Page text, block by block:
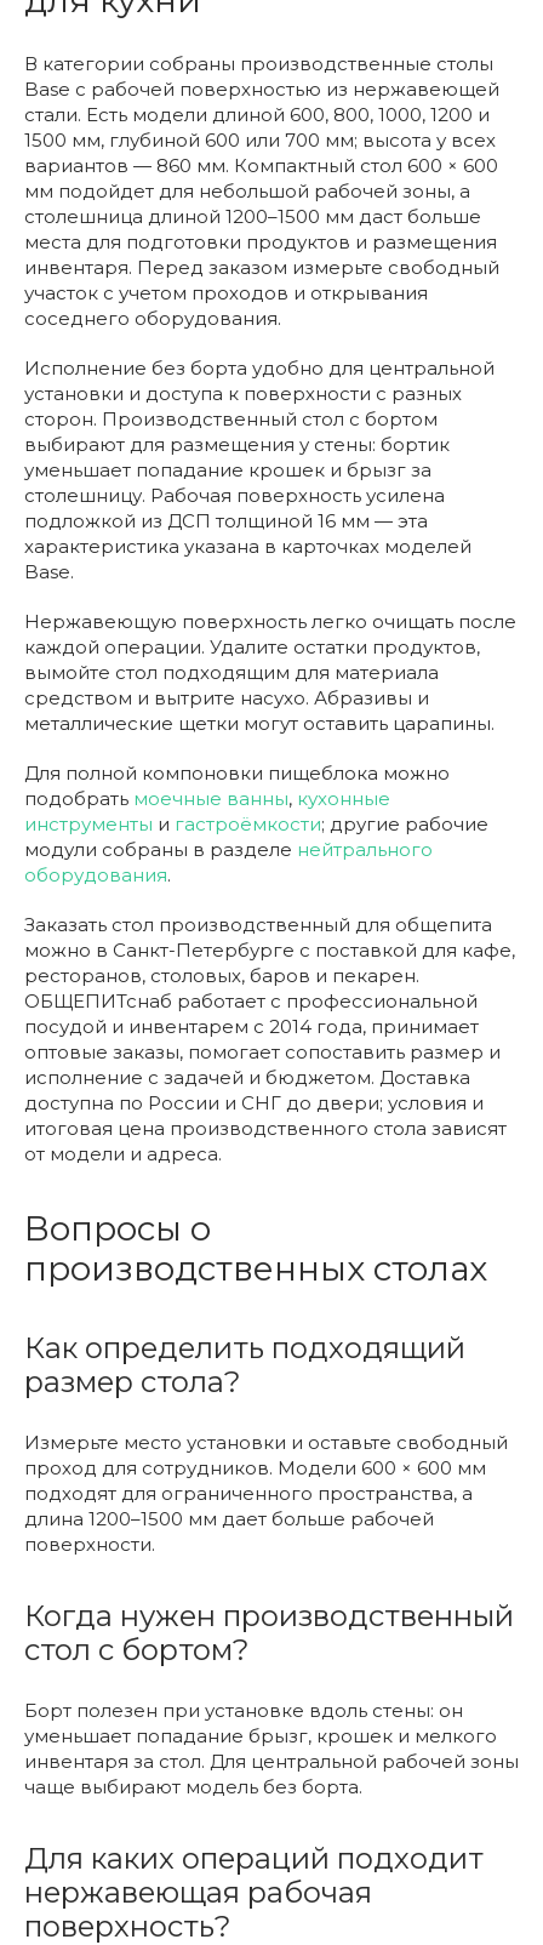
В категории собраны производственные столы
Base с рабочей поверхностью из нержавеющей
стали. Есть модели длиной 600, 800, 1000, 1200 и
1500 мм, глубиной 600 или 700 мм; высота у всех
вариантов — 860 мм. Компактный стол 600 × 600
мм подойдет для небольшой рабочей зоны, а
столешница длиной 1200–1500 мм даст больше
места для подготовки продуктов и размещения
инвентаря. Перед заказом измерьте свободный
участок с учетом проходов и открывания
соседнего оборудования.
Исполнение без борта удобно для центральной
установки и доступа к поверхности с разных
сторон. Производственный стол с бортом
выбирают для размещения у стены: бортик
уменьшает попадание крошек и брызг за
столешницу. Рабочая поверхность усилена
подложкой из ДСП толщиной 16 мм — эта
характеристика указана в карточках моделей
Base.
Нержавеющую поверхность легко очищать после
каждой операции. Удалите остатки продуктов,
вымойте стол подходящим для материала
средством и вытрите насухо. Абразивы и
металлические щетки могут оставить царапины.
Для полной компоновки пищеблока можно
подобрать моечные ванны, кухонные
инструменты и гастроёмкости; другие рабочие
модули собраны в разделе нейтрального
оборудования.
Заказать стол производственный для общепита
можно в Санкт-Петербурге с поставкой для кафе,
ресторанов, столовых, баров и пекарен.
ОБЩЕПИТснаб работает с профессиональной
посудой и инвентарем с 2014 года, принимает
оптовые заказы, помогает сопоставить размер и
исполнение с задачей и бюджетом. Доставка
доступна по России и СНГ до двери; условия и
итоговая цена производственного стола зависят
от модели и адреса.
Вопросы о
производственных столах
Как определить подходящий
размер стола?
Измерьте место установки и оставьте свободный
проход для сотрудников. Модели 600 × 600 мм
подходят для ограниченного пространства, а
длина 1200–1500 мм дает больше рабочей
поверхности.
Когда нужен производственный
стол с бортом?
Борт полезен при установке вдоль стены: он
уменьшает попадание брызг, крошек и мелкого
инвентаря за стол. Для центральной рабочей зоны
чаще выбирают модель без борта.
Для каких операций подходит
нержавеющая рабочая
поверхность?